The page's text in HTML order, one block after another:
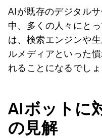
AIが既存のデジタル
中、多くの人々にと
は、検索エンジンや
ルメディアといった
れることになるでしょ
AIボットに
の見解